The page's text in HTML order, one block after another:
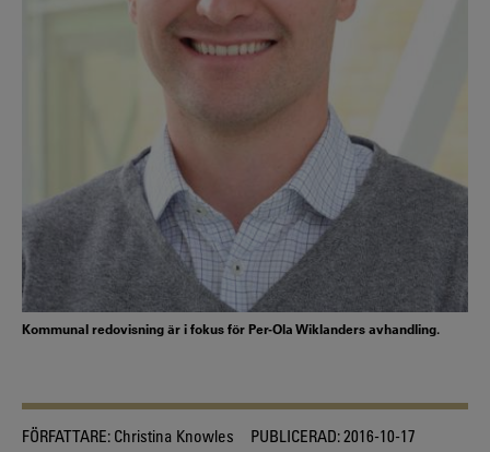
Kommunal redovisning är i fokus för Per-Ola Wiklanders avhandling.
FÖRFATTARE: Christina Knowles PUBLICERAD:2016-10-17